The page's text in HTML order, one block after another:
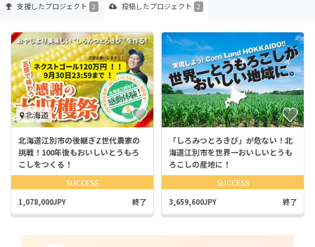
支援したプロジェクト 2 投稿したプロジェクト 2
北海道
北海道江別市の後継ぎZ世代農家の
挑戦！100年後もおいしいとうもろ
こしをつくる！
SUCCESS
1,078,000JPY 終了
「しろみつとろきび」が危ない！北
海道江別市を世界一おいしいとうも
ろこしの産地に！
SUCCESS
3,659,600JPY 終了